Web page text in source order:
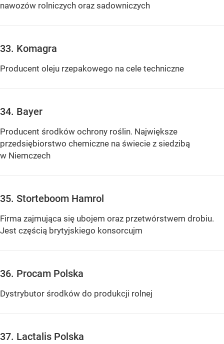
nawozów rolniczych oraz sadowniczych
33. Komagra
Producent oleju rzepakowego na cele techniczne
34. Bayer
Producent środków ochrony roślin. Największe
przedsiębiorstwo chemiczne na świecie z siedzibą
w Niemczech
35. Storteboom Hamrol
Firma zajmująca się ubojem oraz przetwórstwem drobiu.
Jest częścią brytyjskiego konsorcujm
36. Procam Polska
Dystrybutor środków do produkcji rolnej
37. Lactalis Polska